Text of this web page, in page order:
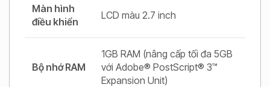
Màn hình
điều khiển
LCD màu 2.7 inch
Bộ nhớ RAM
1GB RAM (nâng cấp tối đa 5GB
với Adobe® PostScript® 3™
Expansion Unit)